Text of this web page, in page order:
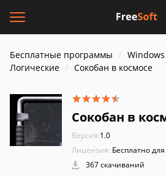
Бесплатные программы Windows
Логические
Сокобан в космосе
Сокобан в
Версия:1.0
Лицензия: Бесплатно
367 скачиваний